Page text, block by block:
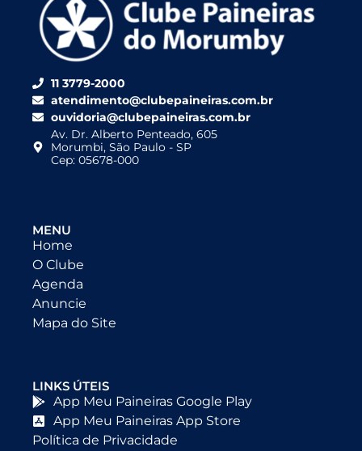
11 3779-2000
atendimento@clubepaineiras.com.br
ouvidoria@clubepaineiras.com.br
Av. Dr. Alberto Penteado, 605
Morumbi, São Paulo - SP
Cep: 05678-000
MENU
Home
O Clube
Agenda
Anuncie
Mapa do Site
LINKS ÚTEIS
App Meu Paineiras Google Play
App Meu Paineiras App Store
Política de Privacidade